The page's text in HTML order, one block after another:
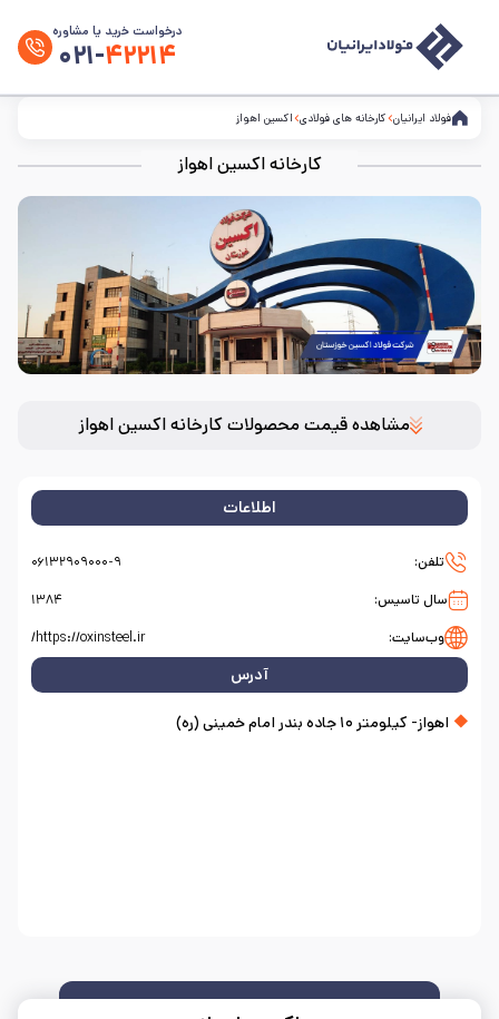
درخواست خرید یا مشاوره
۰۲۱-۴۲۲۱۴
فولاد ایرانیان کارخانه های فولادی اکسین اهواز
کارخانه اکسین اهواز
مشاهده قیمت محصولات کارخانه اکسین اهواز
اطلاعات
تلفن:
۰۶۱۳۲۹۰۹۰۰۰-۹
سال تاسیس:
۱۳۸۴
وب‌سایت:
https://oxinsteel.ir/
آدرس
اهواز- کیلومتر ۱۰ جاده بندر امام خمینی (ره)